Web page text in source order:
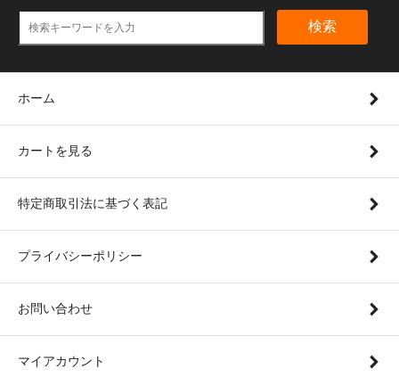
検索
ホーム
カートを見る
特定商取引法に基づく表記
プライバシーポリシー
お問い合わせ
マイアカウント